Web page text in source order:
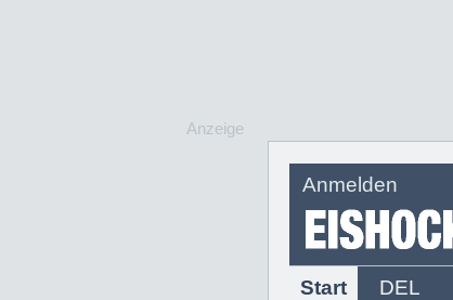
Anmelden
Start DEL
Anzeige